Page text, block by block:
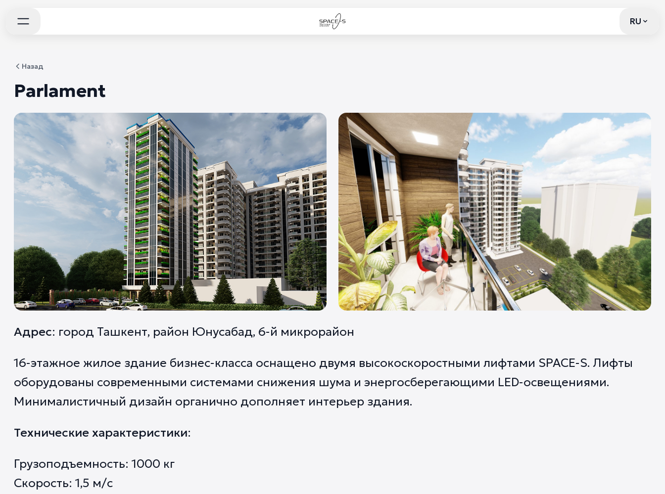
RURU
Назад
Parlament
Адрес: город Ташкент, район Юнусабад, 6-й микрорайон
16-этажное жилое здание бизнес-класса оснащено двумя высокоскоростными лифтами SPACE-S. Лифты
оборудованы современными системами снижения шума и энергосберегающими LED-освещениями.
Минималистичный дизайн органично дополняет интерьер здания.
Технические характеристики:
Грузоподъемность: 1000 кг
Скорость: 1,5 м/с